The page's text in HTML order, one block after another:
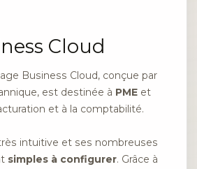
Cloud
Business Cloud, conçue par
est destinée à PME et
et à la comptabilité.
intuitive et ses nombreuses
simples à configurer. Grâce à